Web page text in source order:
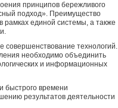
принципов бережливого
подход». Преимущество
рамках единой системы, а также
совершенствование технологий.
необходимо объединить
и информационных
быстрого времени
результатов деятельности